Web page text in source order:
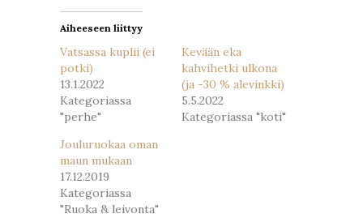
Aiheeseen liittyy
Vatsassa kuplii (ei
potki)
13.1.2022
Kategoriassa
"perhe"
Kevään eka
kahvihetki ulkona
(ja -30 % alevinkki)
5.5.2022
Kategoriassa "koti"
Jouluruokaa oman
maun mukaan
17.12.2019
Kategoriassa
"Ruoka & leivonta"